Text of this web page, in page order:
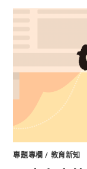
專題專欄 / 教育新知